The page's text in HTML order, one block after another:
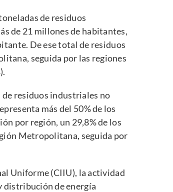
de residuos
de 21 millones de habitantes,
De ese total de residuos
seguida por las regiones
residuos industriales no
más del 50% de los
por región, un 29,8% de los
Metropolitana, seguida por
Uniforme (CIIU), la actividad
distribución de energía